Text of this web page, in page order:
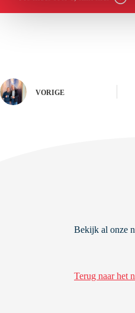
VORIGE
Bekijk al onze
Terug naar het